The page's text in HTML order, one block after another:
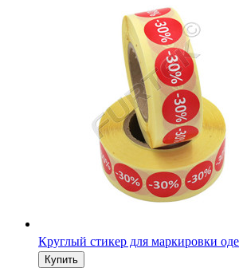
Круглый стикер для маркировки